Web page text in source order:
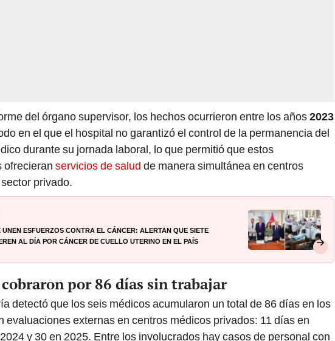
del órgano supervisor, los hechos ocurrieron entre los años2023
en el que el hospital no garantizó el control de la permanencia del
durante su jornada laboral, lo que permitió que estos
ofrecieran servicios de salud de manera simultánea en centros
privado.
unen esfuerzos contra el cáncer: alertan que siete
al día por cáncer de cuello uterino en el país
por 86 días sin trabajar
detectó que los seis médicos acumularon un total de 86 días en los
evaluaciones externas en centros médicos privados: 11 días en
y 30 en 2025. Entre los involucrados hay casos de personal con